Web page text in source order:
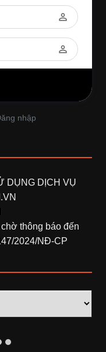
perm_identity
perm_identity
nhập
DỤNG DỊCH VỤ
thông báo đến
2024/NĐ-CP